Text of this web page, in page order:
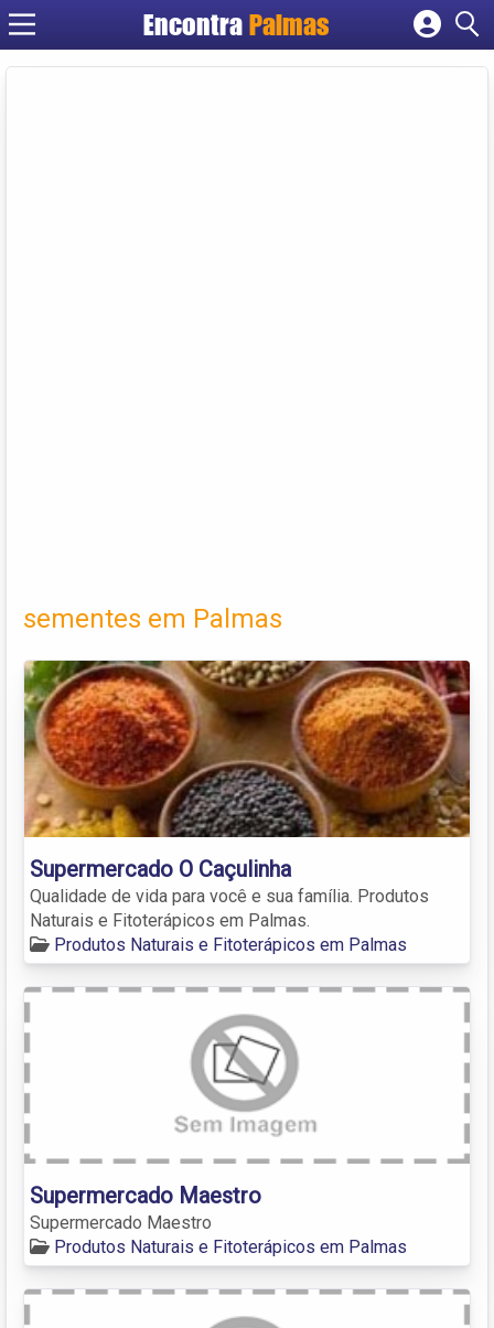
Encontra Palmas
Cadastrar empresa
sementes em Palmas
Supermercado O Caçulinha
Qualidade de vida para você e sua família. Produtos
Naturais e Fitoterápicos em Palmas.
Produtos Naturais e Fitoterápicos em Palmas
Supermercado Maestro
Supermercado Maestro
Produtos Naturais e Fitoterápicos em Palmas